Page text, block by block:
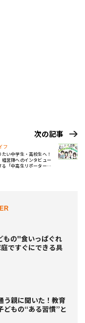
次の記事
フ
い中学生・高校生へ！
経営陣へのインタビュー
る「中高生リポーター」
もの"食いっぱぐれ
ですぐにできる具
う親に聞いた！教育
どもの“ある習慣”と